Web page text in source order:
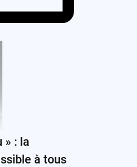
» : la
à tous